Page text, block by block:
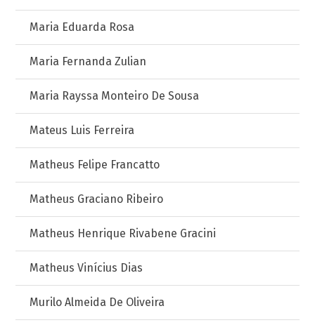
Maria Eduarda Rosa
Maria Fernanda Zulian
Maria Rayssa Monteiro De Sousa
Mateus Luis Ferreira
Matheus Felipe Francatto
Matheus Graciano Ribeiro
Matheus Henrique Rivabene Gracini
Matheus Vinícius Dias
Murilo Almeida De Oliveira